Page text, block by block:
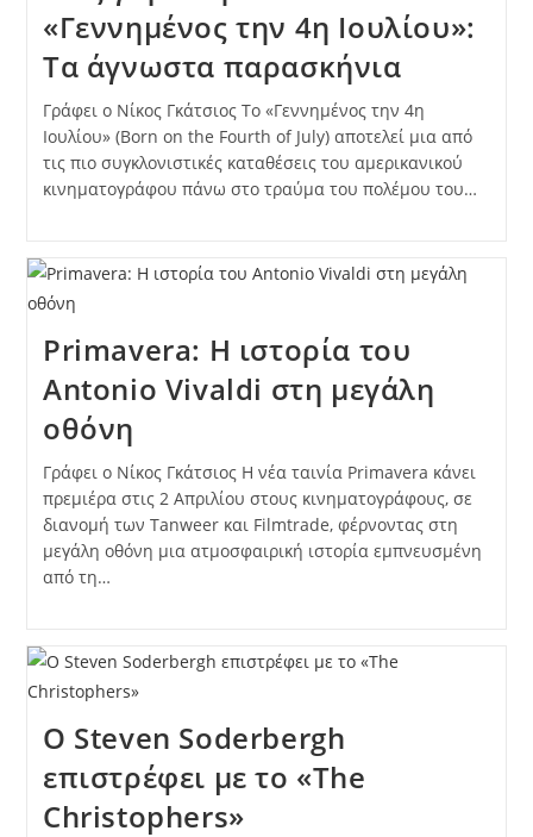
«Γεννημένος την 4η Ιουλίου»:
Τα άγνωστα παρασκήνια
Γράφει ο Νίκος Γκάτσιος Το «Γεννημένος την 4η
Ιουλίου» (Born on the Fourth of July) αποτελεί μια από
τις πιο συγκλονιστικές καταθέσεις του αμερικανικού
κινηματογράφου πάνω στο τραύμα του πολέμου του…
Primavera: Η ιστορία του
Antonio Vivaldi στη μεγάλη
οθόνη
Γράφει ο Νίκος Γκάτσιος Η νέα ταινία Primavera κάνει
πρεμιέρα στις 2 Απριλίου στους κινηματογράφους, σε
διανομή των Tanweer και Filmtrade, φέρνοντας στη
μεγάλη οθόνη μια ατμοσφαιρική ιστορία εμπνευσμένη
από τη…
Ο Steven Soderbergh
επιστρέφει με το «The
Christophers»